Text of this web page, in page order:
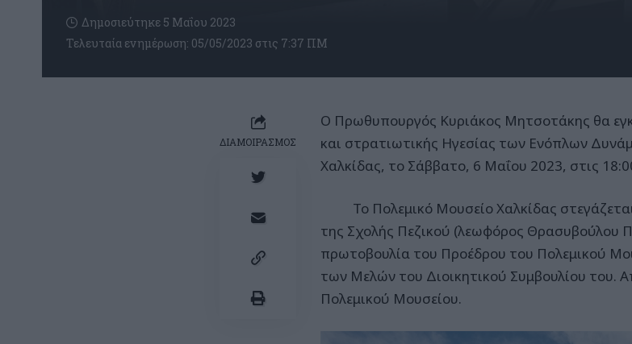
Τελευταία ενημέρωση: 05/05/2023 στις 7:37 ΠΜ
Δημοσιεύτηκε 5 Μαΐου 2023
ΔΙΑΜΟΙΡΑΣΜΟΣ
Ο Πρωθυπουργός Κυριάκος Μητσοτάκης θα
και στρατιωτικής Ηγεσίας των Ενόπλων
Χαλκίδας, το Σάββατο, 6 Μαΐου 2023, στις
Το Πολεμικό Μουσείο Χαλκίδας
της Σχολής Πεζικού (λεωφόρος Θρασυβούλου
πρωτοβουλία του Προέδρου του Πολεμικού
των Μελών του Διοικητικού Συμβουλίου του.
Πολεμικού Μουσείου.